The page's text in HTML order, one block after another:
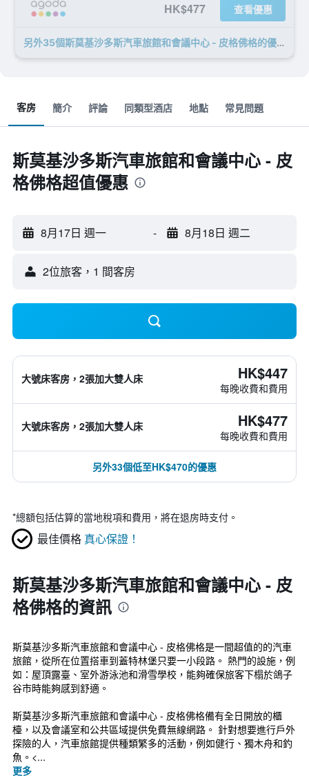
HK$477 查看優惠
另外35個斯莫基沙多斯汽車旅館和會議中心 - 皮格佛格​的優惠
客房 簡介 評論 同類型酒店 地點 常見問題
斯莫基沙多斯汽車旅館和會議中心 - 皮
格佛格超值優惠
8月17日 週一 - 8月18日 週二
2位旅客，1 間客房
大號床客房，2張加大雙人床 HK$447
每晚收費和費用
大號床客房，2張加大雙人床 HK$477
每晚收費和費用
另外33個低至HK$470的優惠
*總額包括估算的當地稅項和費用，將在退房時支付。
最佳價格 真心保證！
斯莫基沙多斯汽車旅館和會議中心 - 皮
格佛格的資訊
斯莫基沙多斯汽車旅館和會議中心 - 皮格佛格是一間超值的的汽車
旅館，從所在位置搭車到蓋特林堡只要一小段路。 熱門的設施，例
如：屋頂露臺、室外游泳池和滑雪學校，能夠確保旅客下榻於鴿子
谷市時能夠感到舒適。
斯莫基沙多斯汽車旅館和會議中心 - 皮格佛格備有全日開放的櫃
檯，以及會議室和公共區域提供免費無線網路。 針對想要進行戶外
探險的人，汽車旅館提供種類繁多的活動，例如健行、獨木舟和釣
魚。<...
更多